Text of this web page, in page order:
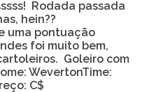
Rodada passada
hein??
uma pontuação
foi muito bem,
Goleiro com
WevertonTime:
C$